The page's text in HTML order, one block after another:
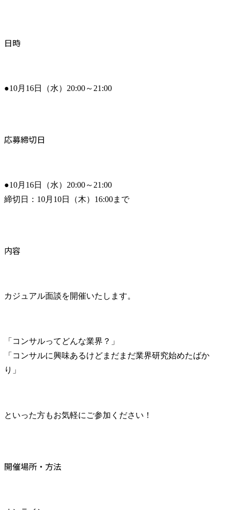
日時
●10月16日（水）20:00～21:00
応募締切日
●10月16日（水）20:00～21:00
締切日：10月10日（木）16:00まで
内容
カジュアル面談を開催いたします。
「コンサルってどんな業界？」
「コンサルに興味あるけどまだまだ業界研究始めたばか
り」
といった方もお気軽にご参加ください！
開催場所・方法